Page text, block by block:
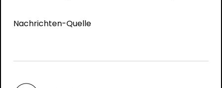
Nachrichten-Quelle